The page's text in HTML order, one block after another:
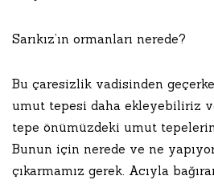
Sarıkız’ın ormanları nerede?
Bu çaresizlik vadisinden
umut tepesi daha ekleyebiliriz
tepe önümüzdeki umut
Bunun için nerede ve ne
çıkarmamız gerek. Acıyla